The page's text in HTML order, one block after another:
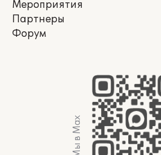
Мероприятия
Партнеры
Форум
Мы в Max